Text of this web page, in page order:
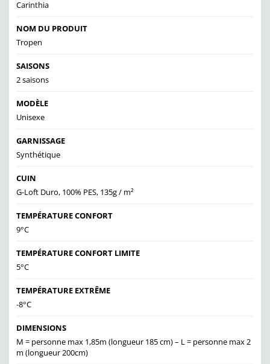
Carinthia
NOM DU PRODUIT
Tropen
SAISONS
2 saisons
MODÈLE
Unisexe
GARNISSAGE
Synthétique
CUIN
G-Loft Duro, 100% PES, 135g / m²
TEMPÉRATURE CONFORT
9°C
TEMPÉRATURE CONFORT LIMITE
5°C
TEMPÉRATURE EXTRÊME
-8°C
DIMENSIONS
M = personne max 1,85m (longueur 185 cm) – L = personne max 2
m (longueur 200cm)